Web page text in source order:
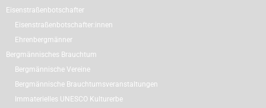
Eisenstraßenbotschafter
Eisenstraßenbotschafter:innen
Ehrenbergmänner
Bergmännisches Brauchtum
Bergmännische Vereine
Bergmännische Brauchtumsveranstaltungen
Immaterielles UNESCO Kulturerbe